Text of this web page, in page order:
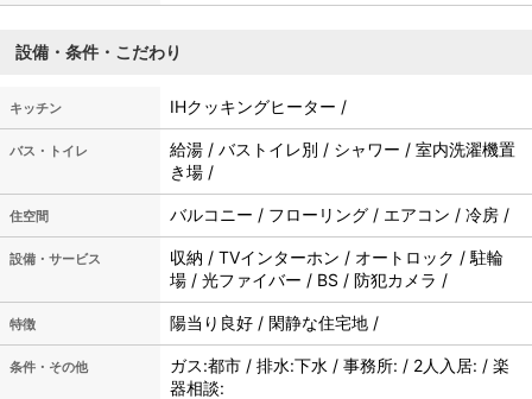
設備・条件・こだわり
キッチン IHクッキングヒーター /
バス・トイレ
給湯 / バストイレ別 / シャワー / 室内洗濯機置
き場 /
住空間 バルコニー / フローリング / エアコン / 冷房 /
設備・サービス
収納 / TVインターホン / オートロック / 駐輪
場 / 光ファイバー / BS / 防犯カメラ /
特徴 陽当り良好 / 閑静な住宅地 /
条件・その他
ガス:都市 / 排水:下水 / 事務所: / 2人入居: / 楽
器相談: